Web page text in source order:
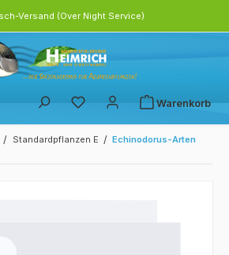
Versand (Over Night Service)
Warenkorb
/ Standardpflanzen E / Echinodorus-Arten